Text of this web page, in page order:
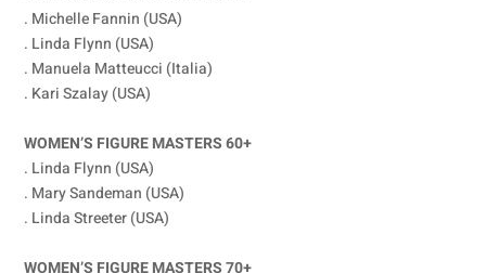
. Michelle Fannin (USA)
. Linda Flynn (USA)
. Manuela Matteucci (Italia)
. Kari Szalay (USA)
WOMEN’S FIGURE MASTERS 60+
. Linda Flynn (USA)
. Mary Sandeman (USA)
. Linda Streeter (USA)
WOMEN’S FIGURE MASTERS 70+